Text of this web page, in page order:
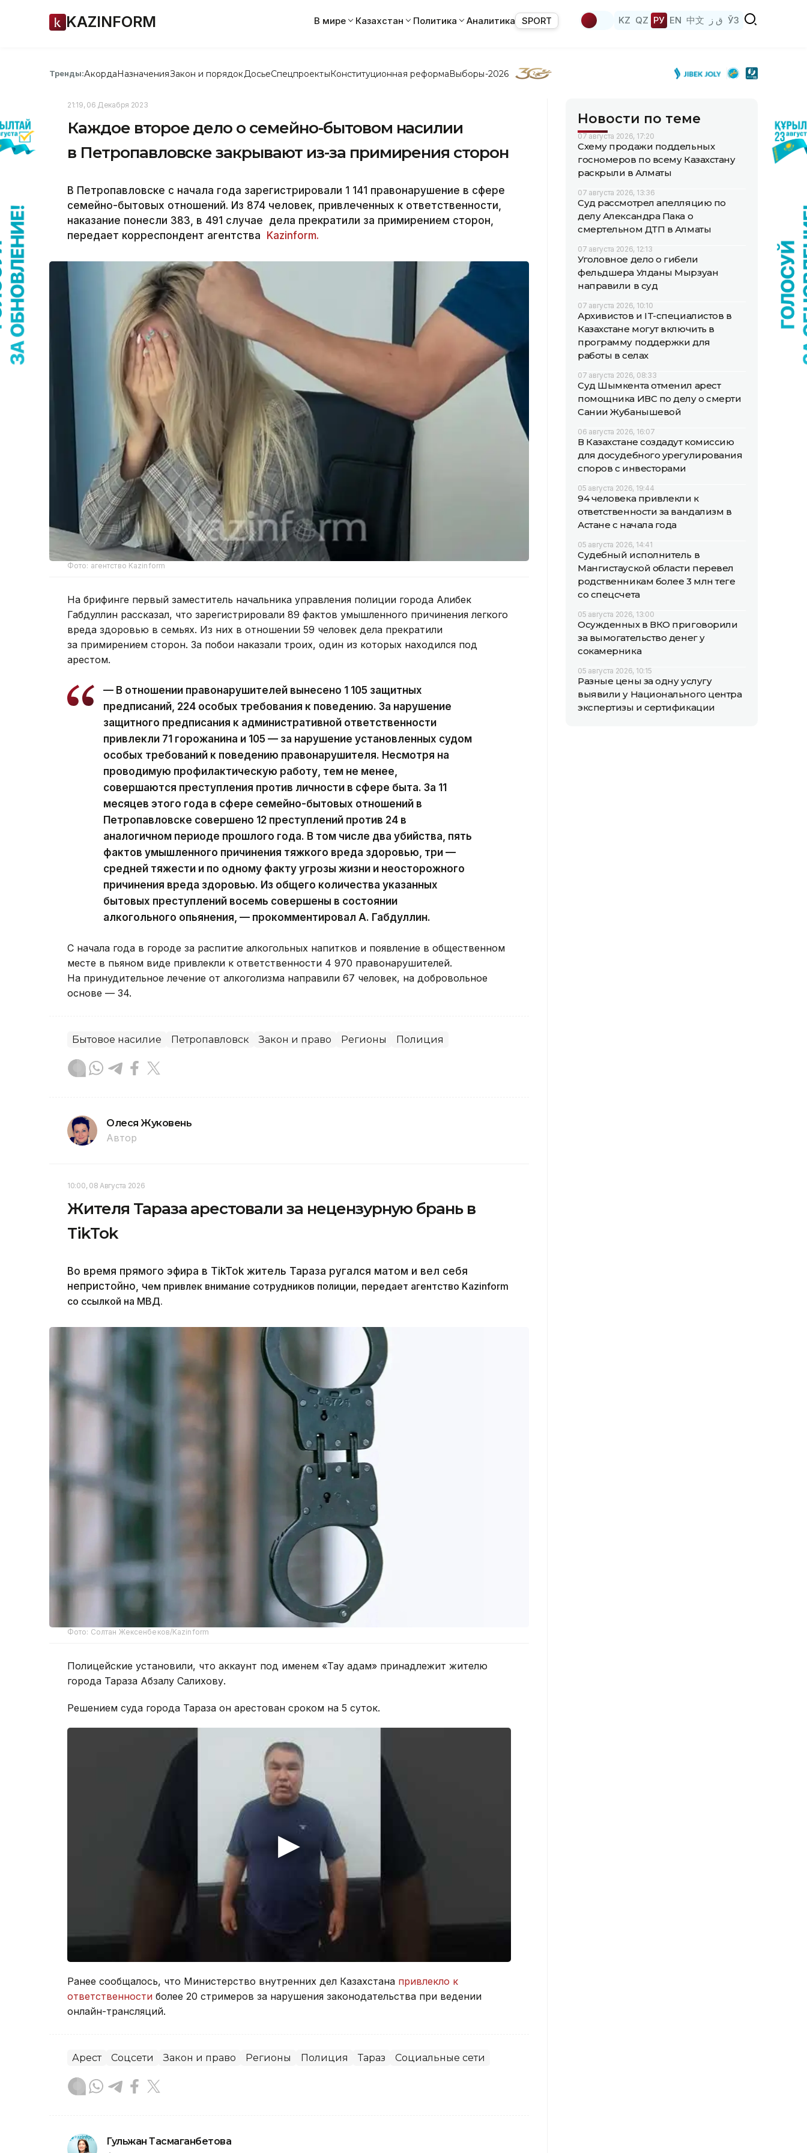
KAZINFORM В мире Казахстан Политика Аналитика SPORT KZ QZ РУ EN 中文 ق ز ЎЗ
Тренды:АкордаНазначенияЗакон и порядок ДосьеСпецпроектыКонституционная реформаВыборы-2026
21:19, 06 Декабря 2023
Каждое второе дело о семейно-бытовом насилии
в Петропавловске закрывают из-за примирения сторон
В Петропавловске с начала года зарегистрировали 1 141 правонарушение в сфере
семейно-бытовых отношений. Из 874 человек, привлеченных к ответственности,
наказание понесли 383, в 491 случае дела прекратили за примирением сторон,
передает корреспондент агентства
Kazinform.
Фото: агентство Kazinform
На брифинге первый заместитель начальника управления полиции города Алибек
Габдуллин рассказал, что зарегистрировали 89 фактов умышленного причинения легкого
вреда здоровью в семьях. Из них в отношении 59 человек дела прекратили
за примирением сторон. За побои наказали троих, один из которых находился под
арестом.
— В отношении правонарушителей вынесено 1 105 защитных
предписаний, 224 особых требования к поведению. За нарушение
защитного предписания к административной ответственности
привлекли 71 горожанина и 105 — за нарушение установленных судом
особых требований к поведению правонарушителя. Несмотря на
проводимую профилактическую работу, тем не менее,
совершаются преступления против личности в сфере быта. За 11
месяцев этого года в сфере семейно-бытовых отношений в
Петропавловске совершено 12 преступлений против 24 в
аналогичном периоде прошлого года. В том числе два убийства, пять
фактов умышленного причинения тяжкого вреда здоровью, три —
средней тяжести и по одному факту угрозы жизни и неосторожного
причинения вреда здоровью. Из общего количества указанных
бытовых преступлений восемь совершены в состоянии
алкогольного опьянения, — прокомментировал А. Габдуллин.
С начала года в городе за распитие алкогольных напитков и появление в общественном
месте в пьяном виде привлекли к ответственности 4 970 правонарушителей.
На принудительное лечение от алкоголизма направили 67 человек, на добровольное
основе — 34.
Бытовое насилие Петропавловск Закон и право Регионы Полиция
Олеся Жуковень
Автор
10:00, 08 Августа 2026
Жителя Тараза арестовали за нецензурную брань в
TikTok
Во время прямого эфира в TikTok житель Тараза ругался матом и вел себя
непристойно, чем привлек внимание сотрудников полиции, передает агентство Kazinform
со ссылкой на МВД.
Фото: Солтан Жексенбеков/Kazinform
Полицейские установили, что аккаунт под именем «Тау адам» принадлежит жителю
города Тараза Абзалу Салихову.
Решением суда города Тараза он арестован сроком на 5 суток.
Ранее сообщалось, что Министерство внутренних дел Казахстана привлекло к
ответственности более 20 стримеров за нарушения законодательства при ведении
онлайн-трансляций.
Арест Соцсети Закон и право Регионы Полиция Тараз Социальные сети
Гульжан Тасмаганбетова
Новости по теме
07 августа 2026, 17:20
Схему продажи поддельных
госномеров по всему Казахстану
раскрыли в Алматы
07 августа 2026, 13:36
Суд рассмотрел апелляцию по
делу Александра Пака о
смертельном ДТП в Алматы
07 августа 2026, 12:13
Уголовное дело о гибели
фельдшера Улданы Мырзуан
направили в суд
07 августа 2026, 10:10
Архивистов и IT-специалистов в
Казахстане могут включить в
программу поддержки для
работы в селах
07 августа 2026, 08:33
Суд Шымкента отменил арест
помощника ИВС по делу о смерти
Сании Жубанышевой
06 августа 2026, 16:07
В Казахстане создадут комиссию
для досудебного урегулирования
споров с инвесторами
05 августа 2026, 19:44
94 человека привлекли к
ответственности за вандализм в
Астане с начала года
05 августа 2026, 14:41
Судебный исполнитель в
Мангистауской области перевел
родственникам более 3 млн теңге
со спецсчета
05 августа 2026, 13:00
Осужденных в ВКО приговорили
за вымогательство денег у
сокамерника
05 августа 2026, 10:15
Разные цены за одну услугу
выявили у Национального центра
экспертизы и сертификации